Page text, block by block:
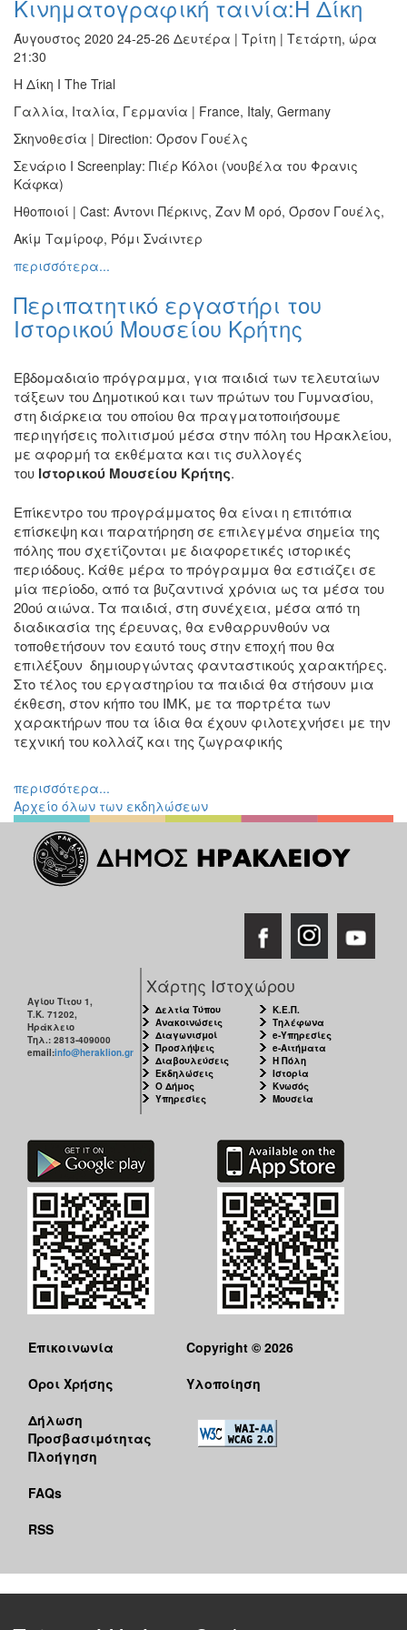
Βιβλίο
Ζωγραφική
Τραγούδι
Μουσική
Κινηματογράφος
Χορός
Ειδών
Συνέδρια
Ημερίδες
-
Διημερίδες
Διαλέξεις-
Ομιλίες
Διάφορες
Εκθέσεις
Εκδηλώσεις
Παιδιά
Άλλες
Εκδηλώσεις
ΤΟΠΟΣ
ΜΑΣ
ΔΗΜΟΣ
ΑΝΘΕΚΤΙΚΗ
ΠΟΛΗ
Κινηματογραφική ταινία:Η Δίκη
Άυγουστος 2020 24-25-26 Δευτέρα | Τρίτη | Τετάρτη, ώρα
21:30
Η Δίκη I The Trial
Γαλλία, Ιταλία, Γερμανία | France, Italy, Germany
Σκηνοθεσία | Direction: Όρσον Γουέλς
Σενάριο I Screenplay: Πιέρ Κόλοι (νουβέλα του Φρανις
Κάφκα)
Ηθοποιοί | Cast: Άντονι Πέρκινς, Ζαν Μ ορό, Όρσον Γουέλς,
Ακίμ Ταμίροφ, Ρόμι Σνάιντερ
περισσότερα...
Περιπατητικό εργαστήρι του
Ιστορικού Μουσείου Κρήτης
Εβδομαδιαίο πρόγραμμα, για παιδιά των τελευταίων
τάξεων του Δημοτικού και των πρώτων του Γυμνασίου,
στη διάρκεια του οποίου θα πραγματοποιήσουμε
περιηγήσεις πολιτισμού μέσα στην πόλη του Ηρακλείου,
με αφορμή τα εκθέματα και τις συλλογές
του Ιστορικού Μουσείου Κρήτης.
Επίκεντρο του προγράμματος θα είναι η επιτόπια
επίσκεψη και παρατήρηση σε επιλεγμένα σημεία της
πόλης που σχετίζονται με διαφορετικές ιστορικές
περιόδους. Κάθε μέρα το πρόγραμμα θα εστιάζει σε
μία περίοδο, από τα βυζαντινά χρόνια ως τα μέσα του
20ού αιώνα. Τα παιδιά, στη συνέχεια, μέσα από τη
διαδικασία της έρευνας, θα ενθαρρυνθούν να
τοποθετήσουν τον εαυτό τους στην εποχή που θα
επιλέξουν δημιουργώντας φανταστικούς χαρακτήρες.
Στο τέλος του εργαστηρίου τα παιδιά θα στήσουν μια
έκθεση, στον κήπο του ΙΜΚ, με τα πορτρέτα των
χαρακτήρων που τα ίδια θα έχουν φιλοτεχνήσει με την
τεχνική του κολλάζ και της ζωγραφικής
περισσότερα...
Αρχείο όλων των εκδηλώσεων
Αγίου Τίτου 1,
Τ.Κ. 71202,
Ηράκλειο
Τηλ.: 2813-409000
email:info@heraklion.gr
Χάρτης Ιστοχώρου
Δελτία Τύπου
Ανακοινώσεις
Διαγωνισμοί
Προσλήψεις
Διαβουλεύσεις
Εκδηλώσεις
Ο Δήμος
Υπηρεσίες
Κ.Ε.Π.
Τηλέφωνα
e-Υπηρεσίες
e-Αιτήματα
Η Πόλη
Ιστορία
Κνωσός
Μουσεία
Επικοινωνία
Όροι Χρήσης
Δήλωση
Προσβασιμότητας
Πλοήγηση
FAQs
RSS
Copyright © 2026
Υλοποίηση